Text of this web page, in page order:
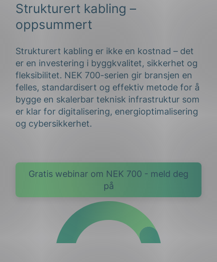
Strukturert kabling –
oppsummert
Strukturert kabling er ikke en kostnad – det
er en investering i byggkvalitet, sikkerhet og
fleksibilitet. NEK 700-serien gir bransjen en
felles, standardisert og effektiv metode for å
bygge en skalerbar teknisk infrastruktur som
er klar for digitalisering, energioptimalisering
og cybersikkerhet.
Gratis webinar om NEK 700 - meld deg
på